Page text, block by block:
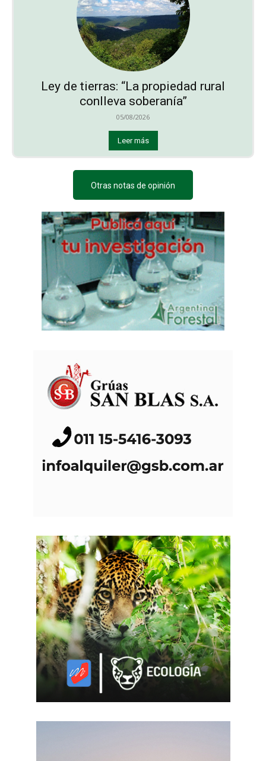
Ley de tierras: “La propiedad rural
conlleva soberanía”
05/08/2026
Leer más
Otras notas de opinión